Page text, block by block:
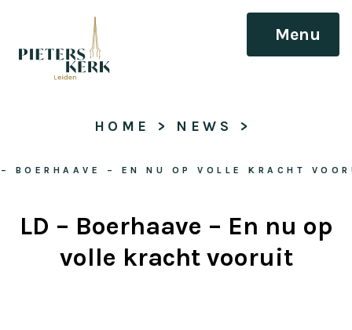
Menu
HOME > NEWS >
BOERHAAVE – EN NU OP VOLLE KRACHT
LD – Boerhaave – En nu op
volle kracht vooruit